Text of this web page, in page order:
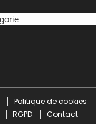
Politique de cookies
RGPD
Contact